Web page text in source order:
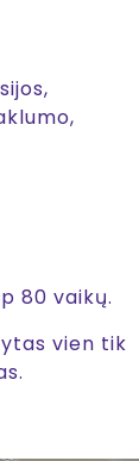
80 vaikų.
vien tik